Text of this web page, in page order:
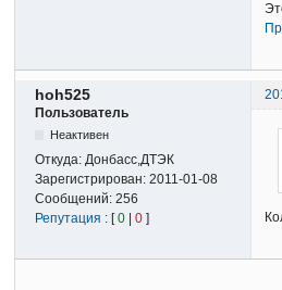
hoh525
Пользователь
Неактивен
Откуда: Донбасс,ДТЭК
Зарегистрирован:2011-01-08
Сообщений:256
Репутация : [0 |0 ]